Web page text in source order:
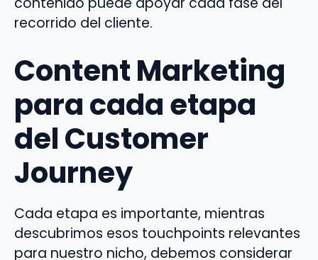
recorrido del cliente.
Content Marketing
para cada etapa
del Customer
Journey
Cada etapa es importante, mientras
descubrimos esos touchpoints relevantes
para nuestro nicho, debemos considerar